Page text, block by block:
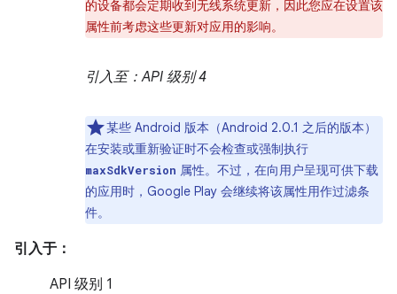
的设备都会定期收到无线系统更新，因此您应在设置该
属性前考虑这些更新对应用的影响。
引入至：API 级别 4
某些 Android 版本（Android 2.0.1 之后的版本）
在安装或重新验证时不会检查或强制执行
maxSdkVersion 属性。不过，在向用户呈现可供下载
的应用时，Google Play 会继续将该属性用作过滤条
件。
引入于：
API 级别 1